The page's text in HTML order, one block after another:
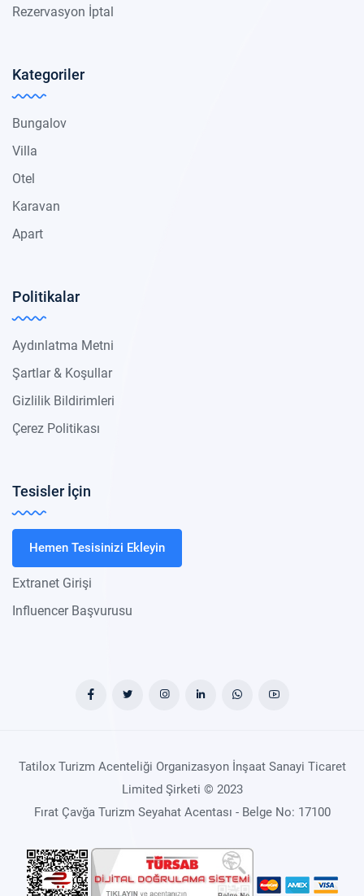
Rezervasyon İptal
Kategoriler
Bungalov
Villa
Otel
Karavan
Apart
Politikalar
Aydınlatma Metni
Şartlar & Koşullar
Gizlilik Bildirimleri
Çerez Politikası
Tesisler İçin
Hemen Tesisinizi Ekleyin
Extranet Girişi
Influencer Başvurusu
Tatilox Turizm Acenteliği Organizasyon İnşaat Sanayi Ticaret
Limited Şirketi © 2023
Fırat Çavğa Turizm Seyahat Acentası - Belge No: 17100